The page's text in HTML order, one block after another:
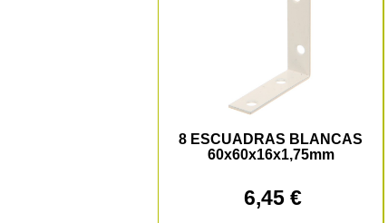
8 ESCUADRAS BLANCAS
60x60x16x1,75mm
6,45 €